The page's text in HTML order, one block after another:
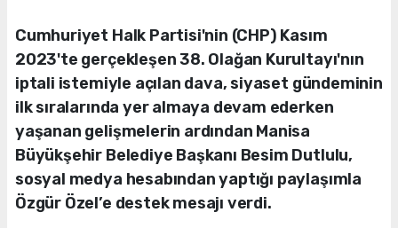
Cumhuriyet Halk Partisi'nin (CHP) Kasım
2023'te gerçekleşen 38. Olağan Kurultayı'nın
iptali istemiyle açılan dava, siyaset gündeminin
ilk sıralarında yer almaya devam ederken
yaşanan gelişmelerin ardından Manisa
Büyükşehir Belediye Başkanı Besim Dutlulu,
sosyal medya hesabından yaptığı paylaşımla
Özgür Özel’e destek mesajı verdi.